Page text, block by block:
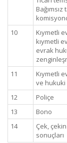
10
Kıymetli
kıymetli
evrak
11
Kıymetli
ve hukuki
12 Poliçe
13
Bono
14
Çek,
sonuçları